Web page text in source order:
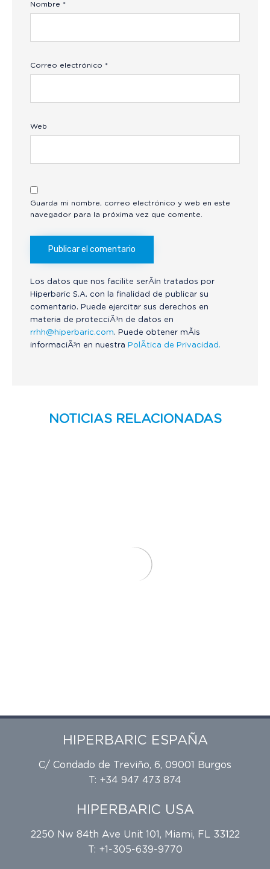
Nombre *
Correo electrónico *
Web
Guarda mi nombre, correo electrónico y web en este
navegador para la próxima vez que comente.
Los datos que nos facilite serÃ¡n tratados por
Hiperbaric S.A. con la finalidad de publicar su
comentario. Puede ejercitar sus derechos en
materia de protecciÃ³n de datos en
rrhh@hiperbaric.com. Puede obtener mÃ¡s
informaciÃ³n en nuestra PolÃ­tica de Privacidad.
NOTICIAS RELACIONADAS
HIPERBARIC ESPAÑA
C/ Condado de Treviño, 6, 09001 Burgos
T: +34 947 473 874
HIPERBARIC USA
2250 Nw 84th Ave Unit 101, Miami, FL 33122
T: +1-305-639-9770